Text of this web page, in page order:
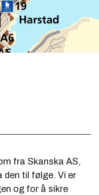
fra Skanska AS,
den til følge. Vi er
og for å sikre